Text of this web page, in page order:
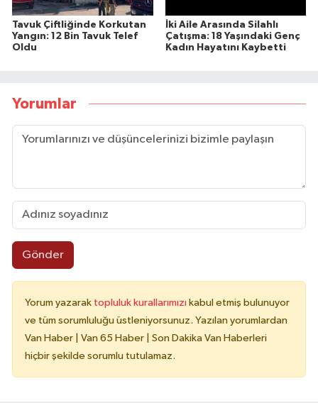
Tavuk Çiftliğinde Korkutan
Yangın: 12 Bin Tavuk Telef
Oldu
İki Aile Arasında Silahlı
Çatışma: 18 Yaşındaki Genç
Kadın Hayatını Kaybetti
Yorumlar
Gönder
Yorum yazarak topluluk kurallarımızı kabul etmiş bulunuyor
ve tüm sorumluluğu üstleniyorsunuz. Yazılan yorumlardan
Van Haber | Van 65 Haber | Son Dakika Van Haberleri
hiçbir şekilde sorumlu tutulamaz.